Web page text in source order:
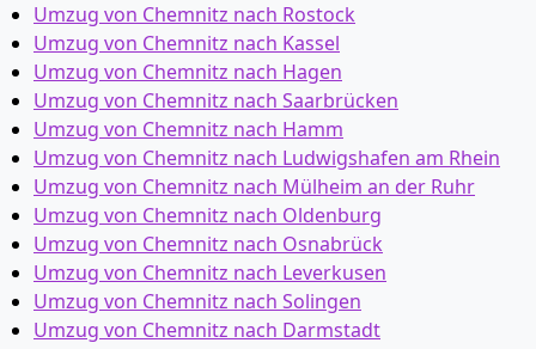
Umzug von Chemnitz nach Rostock
Umzug von Chemnitz nach Kassel
Umzug von Chemnitz nach Hagen
Umzug von Chemnitz nach Saarbrücken
Umzug von Chemnitz nach Hamm
Umzug von Chemnitz nach Ludwigshafen am Rhein
Umzug von Chemnitz nach Mülheim an der Ruhr
Umzug von Chemnitz nach Oldenburg
Umzug von Chemnitz nach Osnabrück
Umzug von Chemnitz nach Leverkusen
Umzug von Chemnitz nach Solingen
Umzug von Chemnitz nach Darmstadt